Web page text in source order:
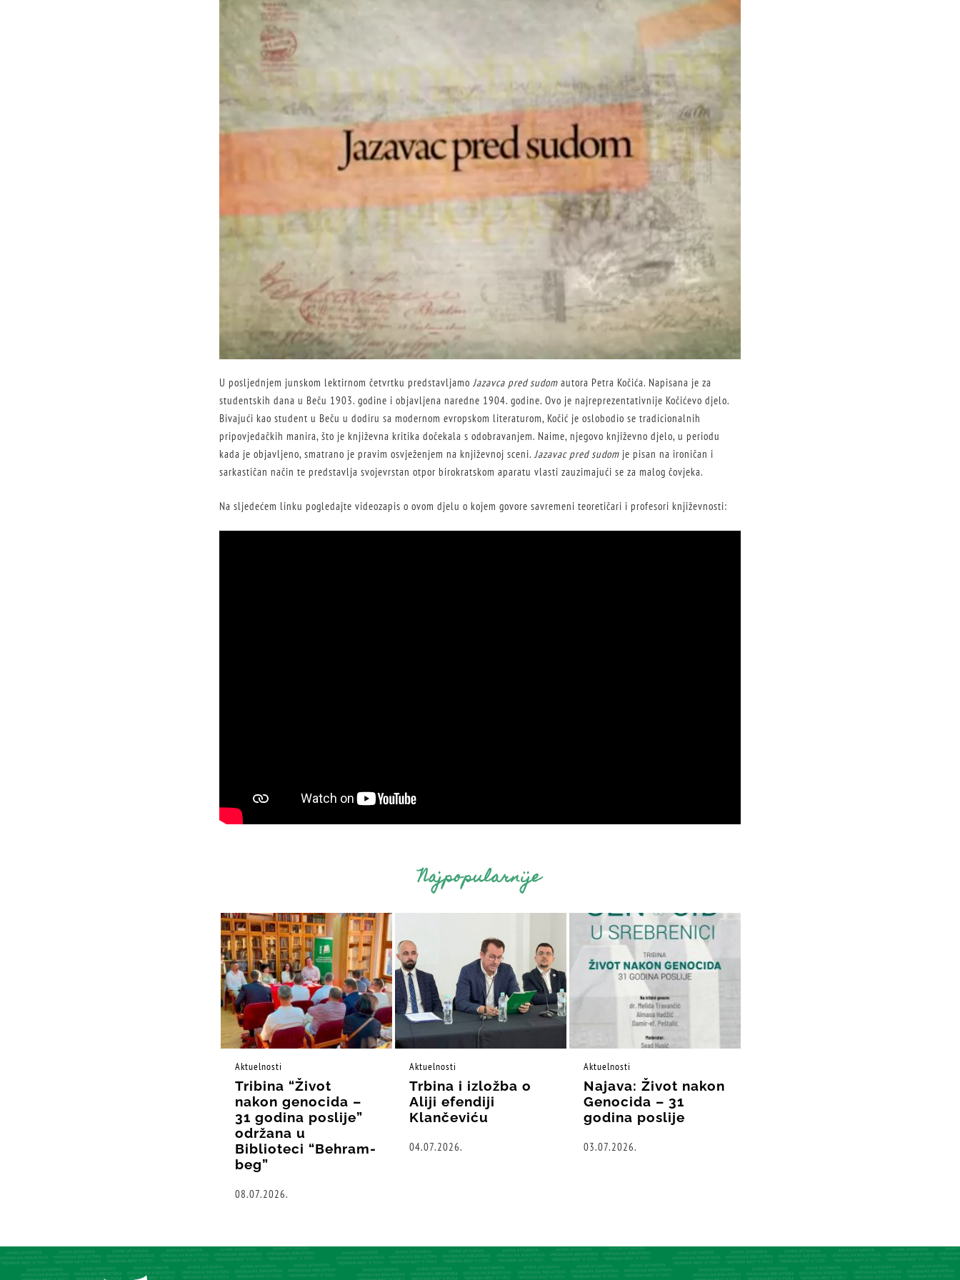
U posljednjem junskom lektirnom četvrtku predstavljamoJazavca pred sudom autora Petra Kočića. Napisana je za
studentskih dana u Beču 1903. godine i objavljena naredne 1904. godine. Ovo je najreprezentativnije Kočićevo djelo.
Bivajući kao student u Beču u dodiru sa modernom evropskom literaturom, Kočić je oslobodio se tradicionalnih
pripovjedačkih manira, što je književna kritika dočekala s odobravanjem. Naime, njegovo književno djelo, u periodu
kada je objavljeno, smatrano je pravim osvježenjem na književnoj sceni.Jazavac pred sudom je pisan na ironičan i
sarkastičan način te predstavlja svojevrstan otpor birokratskom aparatu vlasti zauzimajući se za malog čovjeka.
Na sljedećem linku pogledajte videozapis o ovom djelu o kojem govore savremeni teoretičari i profesori književnosti:
Najpopularnije
Aktuelnosti
Tribina “Život
nakon genocida –
31 godina poslije”
održana u
Biblioteci “Behram-
beg”
08.07.2026.
Aktuelnosti
Trbina i izložba o
Aliji efendiji
Klančeviću
04.07.2026.
Aktuelnosti
Najava: Život nakon
Genocida – 31
godina poslije
03.07.2026.